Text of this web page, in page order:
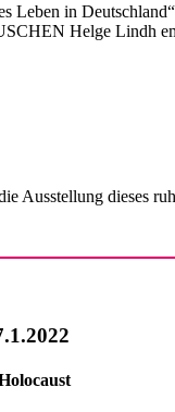
Leben in
Helge Lindh
Ausstellung dieses